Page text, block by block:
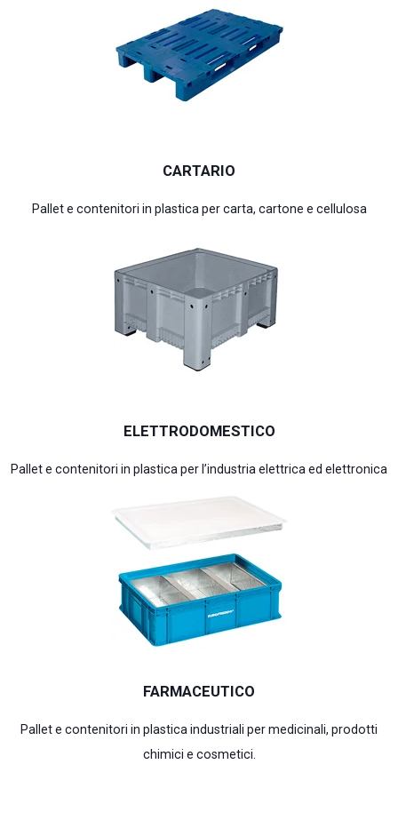
CARTARIO
Pallet e contenitori in plastica per carta, cartone e cellulosa
ELETTRODOMESTICO
Pallet e contenitori in plastica per l’industria elettrica ed elettronica
FARMACEUTICO
Pallet e contenitori in plastica industriali per medicinali, prodotti
chimici e cosmetici.